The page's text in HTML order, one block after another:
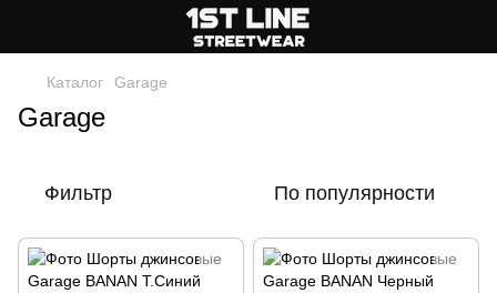
Каталог Garage
Garage
Фильтр По популярности